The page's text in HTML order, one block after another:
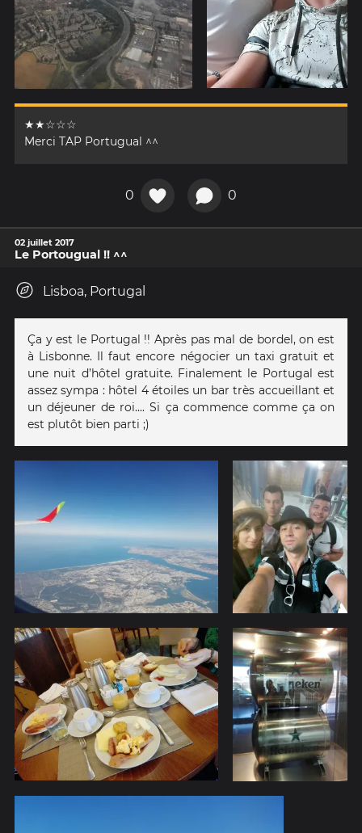
★★☆☆☆
Merci TAP Portugual ^^
0 0
02 juillet 2017
Le Portougual !! ^^
Lisboa, Portugal
Ça y est le Portugal !! Après pas mal de bordel, on est
à Lisbonne. Il faut encore négocier un taxi gratuit et
une nuit d’hôtel gratuite. Finalement le Portugal est
assez sympa : hôtel 4 étoiles un bar très accueillant et
un déjeuner de roi.... Si ça commence comme ça on
est plutôt bien parti ;)